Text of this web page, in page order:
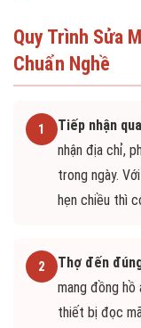
Quy Trình Sửa
Chuẩn Nghề
1 Tiếp nhận
nhận địa chỉ,
trong ngày.
hẹn chiều thì
2 Thợ đến
mang đồng hồ
thiết bị đọc